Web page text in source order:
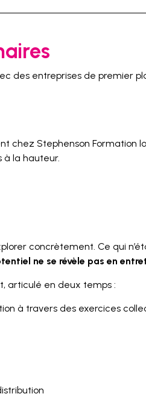
des entreprises de premier
chez Stephenson Formation
à la hauteur.
concrètement. Ce qui
ne se révèle pas en
articulé en deux temps :
à travers des exercices